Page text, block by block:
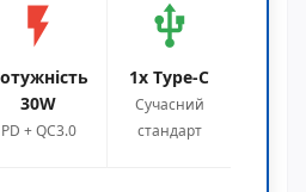
flash_on
30W
PD + QC3.0
usb
1x Type-C
Сучасний
стандарт